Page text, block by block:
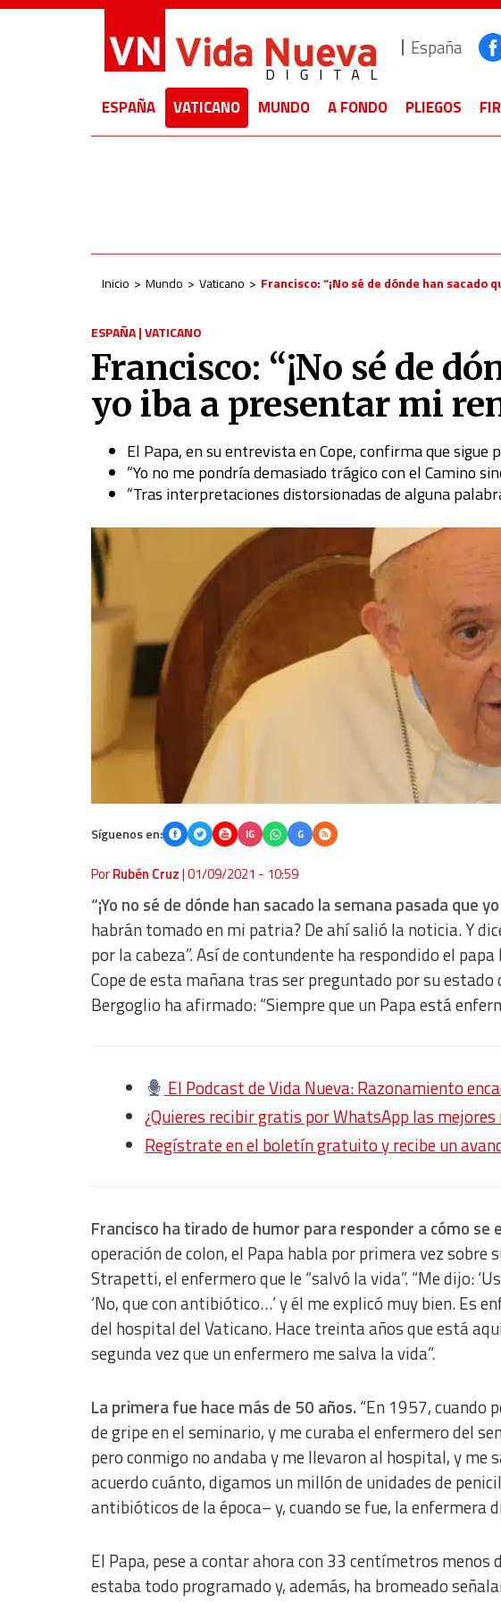
España
ESPAÑA VATICANO MUNDO A FONDO PLIEGOS
Inicio Mundo Vaticano Francisco: “¡No sé de dónde han sacado
ESPAÑA|VATICANO
Francisco: “¡No sé de
yo iba a presentar mi
El Papa, en su entrevista en Cope, confirma que sigue
“Yo no me pondría demasiado trágico con el Camino
“Tras interpretaciones distorsionadas de alguna
Síguenos en: IG G
PorRubén Cruz|01/09/2021 - 10:59
“¡Yo no sé de dónde han sacado la semana pasada que
habrán tomado en mi patria? De ahí salió la noticia. Y
por la cabeza”. Así de contundente ha respondido el
Cope de esta mañana tras ser preguntado por su estado
Bergoglio ha afirmado: “Siempre que un Papa está
El Podcast de Vida Nueva: Razonamiento
¿Quieres recibir gratis por WhatsApp las
Regístrate en el boletín gratuito y recibe un
Francisco ha tirado de humor para responder a cómo se
operación de colon, el Papa habla por primera vez sobre
Strapetti, el enfermero que le “salvó la vida”. “Me dijo:
‘No, que con antibiótico…’ y él me explicó muy bien. Es
del hospital del Vaticano. Hace treinta años que está
segunda vez que un enfermero me salva la vida”.
La primera fue hace más de 50 años. “En 1957, cuando
de gripe en el seminario, y me curaba el enfermero del
pero conmigo no andaba y me llevaron al hospital, y me
acuerdo cuánto, digamos un millón de unidades de
antibióticos de la época– y, cuando se fue, la enfermera
El Papa, pese a contar ahora con 33 centímetros
estaba todo programado y, además, ha bromeado